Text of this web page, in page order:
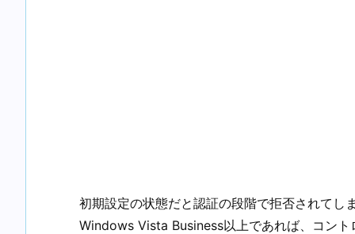
初期設定の状態だと認証の段階で拒否されてし
Windows Vista Business以上であれば、コン